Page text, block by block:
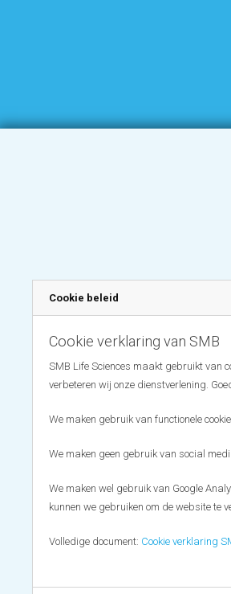
Cookie beleid
Cookie verklaring van SMB
SMB Life Sciences maakt gebruikt van
verbeteren wij onze dienstverlening.
We maken gebruik van functionele
We maken geen gebruik van social
We maken wel gebruik van Google
kunnen we gebruiken om de website te
Volledige document: Cookie verklaring